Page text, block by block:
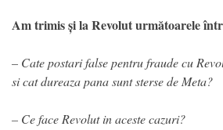
Am trimis și la Revolut următoarele
– Cate postari false pentru fraude cu
si cat dureaza pana sunt sterse de Meta?
– Ce face Revolut in aceste cazuri?